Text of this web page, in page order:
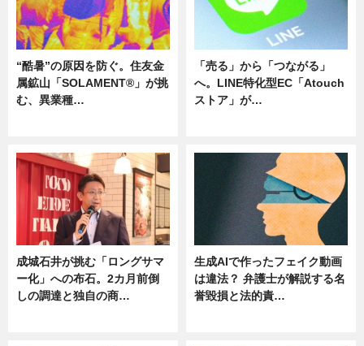
“酷暑”の原因を防ぐ。住友金
属鉱山「SOLAMENT®」が挑
む、異業種…
「売る」から「つながる」
へ。LINE特化型EC「Atouch
ストア」が…
成城石井が挑む「ロングサマ
ー化」への布石。2カ月前倒
しの調達と独自の商…
生成AIで作ったフェイク動画
は違法？ 弁護士が解説する名
誉毀損と法的責…